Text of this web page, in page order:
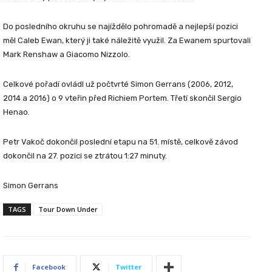
Do posledního okruhu se najíždělo pohromadě a nejlepší pozici
měl Caleb Ewan, který ji také náležitě využil. Za Ewanem spurtovali
Mark Renshaw a Giacomo Nizzolo.
Celkové pořadí ovládl už počtvrté Simon Gerrans (2006, 2012,
2014 a 2016) o 9 vteřin před Richiem Portem. Třetí skončil Sergio
Henao.
Petr Vakoč dokončil poslední etapu na 51. místě, celkově závod
dokončil na 27. pozici se ztrátou 1:27 minuty.
Simon Gerrans
TAGS Tour Down Under
Facebook Twitter